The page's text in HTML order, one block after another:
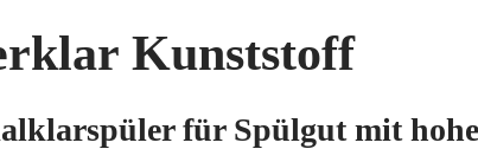
Kunststoff
für Spülgut mit